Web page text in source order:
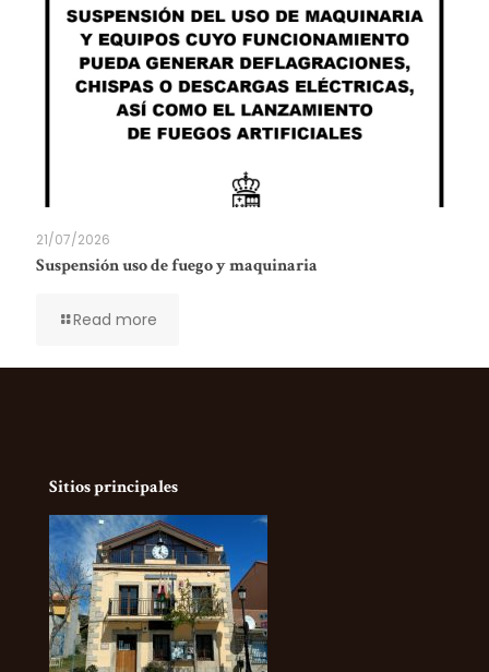
21/07/2026
Suspensión uso de fuego y maquinaria
Read more
Sitios principales